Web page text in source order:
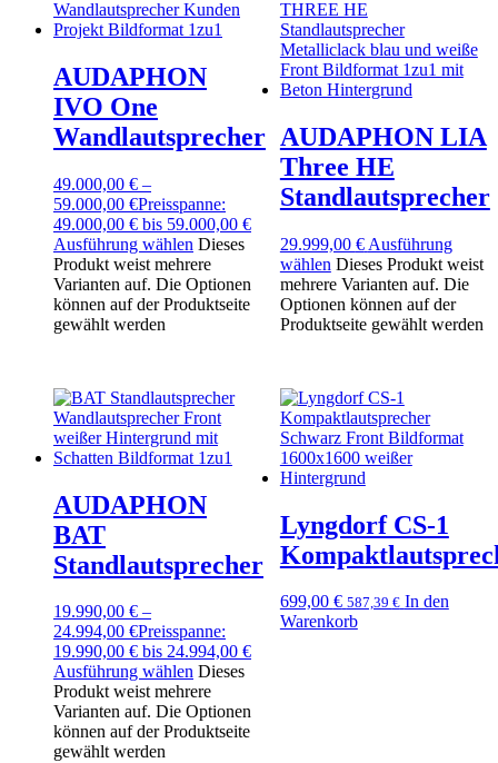
AUDAPHON
IVO One
Wandlautsprecher
49.000,00 € –
59.000,00 €Preisspanne:
49.000,00 € bis 59.000,00 €
Ausführung wählen Dieses
Produkt weist mehrere
Varianten auf. Die Optionen
können auf der Produktseite
gewählt werden
AUDAPHON LIA
Three HE
Standlautsprecher
29.999,00 € Ausführung
wählen Dieses Produkt weist
mehrere Varianten auf. Die
Optionen können auf der
Produktseite gewählt werden
AUDAPHON
BAT
Standlautsprecher
19.990,00 € –
24.994,00 €Preisspanne:
19.990,00 € bis 24.994,00 €
Ausführung wählen Dieses
Produkt weist mehrere
Varianten auf. Die Optionen
können auf der Produktseite
gewählt werden
Lyngdorf CS-1
699,00 € 587,39 € In den
Warenkorb